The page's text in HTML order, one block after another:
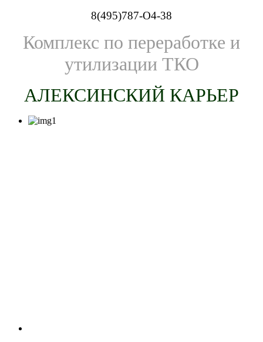
8(495)787-O4-38
Комплекс по переработке и
утилизации ТКО
АЛЕКСИНСКИЙ КАРЬЕР